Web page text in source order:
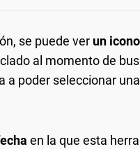
se puede ver un
al momento de
a poder seleccionar
en la que esta